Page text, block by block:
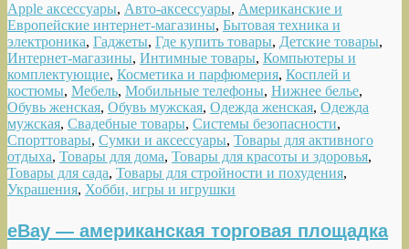
Apple аксессуары, Авто-аксессуары, Американские и
Европейские интернет-магазины, Бытовая техника и
электроника, Гаджеты, Где купить товары, Детские товары,
Интернет-магазины, Интимные товары, Компьютеры и
комплектующие, Косметика и парфюмерия, Косплей и
костюмы, Мебель, Мобильные телефоны, Нижнее белье,
Обувь женская, Обувь мужская, Одежда женская, Одежда
мужская, Свадебные товары, Системы безопасности,
Спорттовары, Сумки и аксессуары, Товары для активного
отдыха, Товары для дома, Товары для красоты и здоровья,
Товары для сада, Товары для стройности и похудения,
Украшения, Хобби, игры и игрушки
eBay — американская торговая площадка